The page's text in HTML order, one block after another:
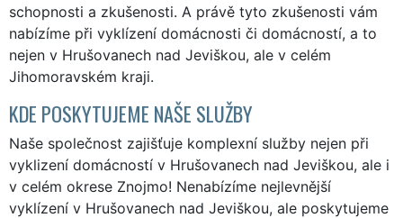
schopnosti a zkušenosti. A právě tyto zkušenosti vám
nabízíme při vyklízení domácnosti či domácností, a to
nejen v Hrušovanech nad Jeviškou, ale v celém
Jihomoravském kraji.
KDE POSKYTUJEME NAŠE SLUŽBY
Naše společnost zajišťuje komplexní služby nejen při
vyklizení domácností v Hrušovanech nad Jeviškou, ale i
v celém okrese Znojmo! Nenabízíme nejlevnější
vyklízení v Hrušovanech nad Jeviškou, ale poskytujeme